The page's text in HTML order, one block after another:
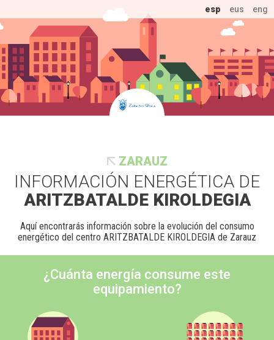
esp eus eng
ZARAUZ
INFORMACIÓN ENERGÉTICA DE
ARITZBATALDE KIROLDEGIA
Aquí encontrarás información sobre la evolución del consumo
energético del centro ARITZBATALDE KIROLDEGIA de Zarauz
¿Cuánta energía consume este
equipamiento?